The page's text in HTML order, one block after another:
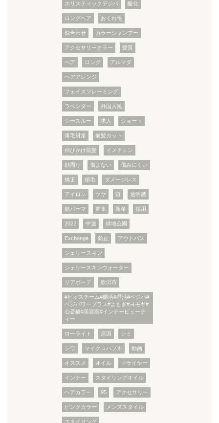
ホリスティックデジパ 酸化
ロングヘア おくれ毛
似合わせ カラーシャンプー
アクセサリーカラー 髪質
ヘア ロング アルマダ
ヘアアレンジ
フェイスフレーミング
ラベンダー 外国人風
シースルー 求人 ショート
薄毛対策 前髪カット
伸びかけ前髪 イメチェン
顔周り 傷まない 傷みにくい
矯正 縮毛 ダメージレス
アイロン ツヤ 癖 透明感
裾パーマ 募集 新卒 採用
2022 中途 緑地公園
Exchange 防止 アウトバス
シェリースキン
シェリースキンウォーター
リアボーテ 吹田市
#ビオスチーム#腸活#温活#ベジパ#
ベジパワープラス#よもぎ#ヨモギ#
心斎橋#美容室#インナービューテ
ィー
ローライト 原因 シミ
シワ マイクロバブル 動画
オススメ オイル ドライヤー
インナー スタイリングオイル
ヘアカラー 95 アクセサリー
ピンクカラー メンズスタイル
スタイリング